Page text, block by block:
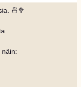
🍜🥦
näin: